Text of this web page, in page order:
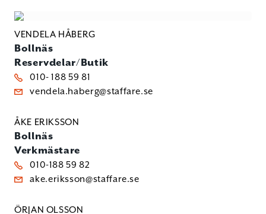
VENDELA HÅBERG
Bollnäs
Reservdelar/Butik
010- 188 59 81
vendela.haberg@staffare.se
ÅKE ERIKSSON
Bollnäs
Verkmästare
010-188 59 82
ake.eriksson@staffare.se
ÖRJAN OLSSON